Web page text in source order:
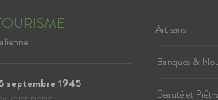
septembre 1945
Artisans
Banques &
Beauté et